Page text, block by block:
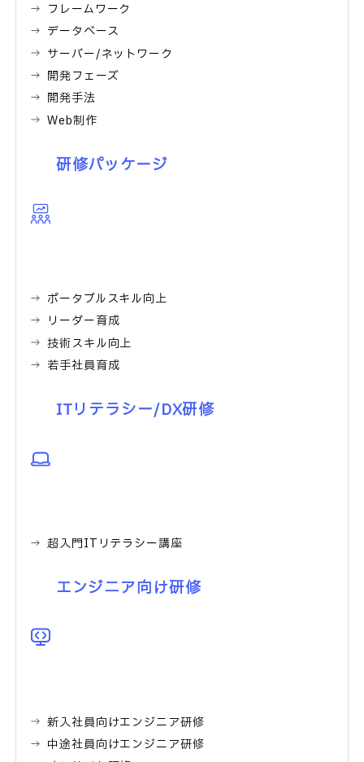
フレームワーク
データベース
サーバー/ネットワーク
開発フェーズ
開発手法
Web制作
研修パッケージ
ポータブルスキル向上
リーダー育成
技術スキル向上
若手社員育成
ITリテラシー/DX研修
超入門ITリテラシー講座
エンジニア向け研修
新入社員向けエンジニア研修
中途社員向けエンジニア研修